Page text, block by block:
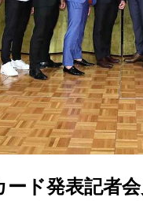
ード発表記者